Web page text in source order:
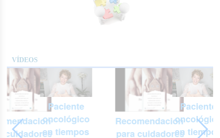
VÍDEOS
cuidadores y
Paciente
oncológico
en tiempos
Recomendaciones
para cuidadores y
Paciente
en